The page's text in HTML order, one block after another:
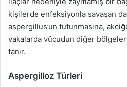
kişilerde enfeksiyonla savaşan
aspergillus’un tutunmasına,
vakalarda vücudun diğer
tanır.
Aspergilloz Türleri